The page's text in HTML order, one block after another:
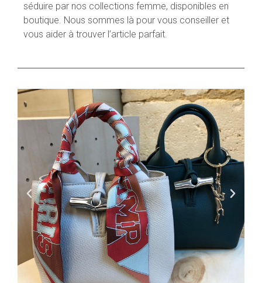
séduire par nos collections femme, disponibles en
boutique. Nous sommes là pour vous conseiller et
vous aider à trouver l’article parfait.